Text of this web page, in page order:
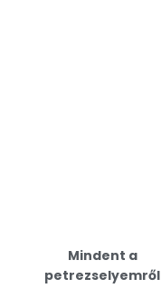
Mindent a
petrezselyemről